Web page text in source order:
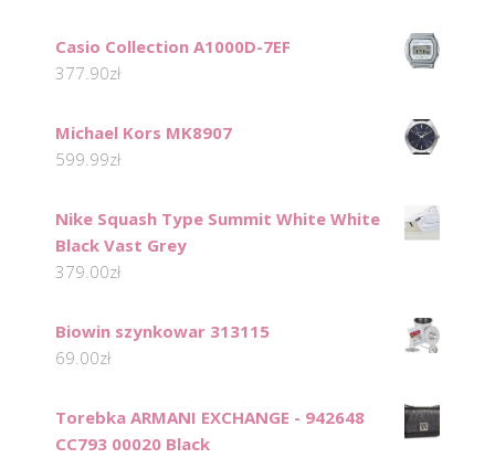
Casio Collection A1000D-7EF
377.90zł
Michael Kors MK8907
599.99zł
Nike Squash Type Summit White White
Black Vast Grey
379.00zł
Biowin szynkowar 313115
69.00zł
Torebka ARMANI EXCHANGE - 942648
CC793 00020 Black